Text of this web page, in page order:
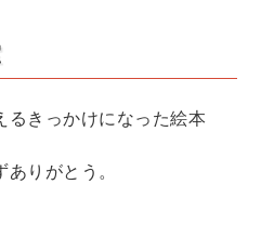
るきっかけになった絵本
りがとう。